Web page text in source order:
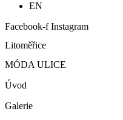
EN
Facebook-f Instagram
Litoměřice
MÓDA ULICE
Úvod
Galerie